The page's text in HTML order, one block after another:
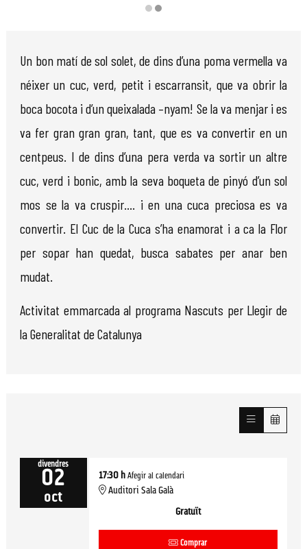
Un bon matí de sol solet, de dins d’una poma vermella va
néixer un cuc, verd, petit i escarransit, que va obrir la
boca bocota i d’un queixalada –nyam! Se la va menjar i es
va fer gran gran gran, tant, que es va convertir en un
centpeus. I de dins d’una pera verda va sortir un altre
cuc, verd i bonic, amb la seva boqueta de pinyó d’un sol
mos se la va cruspir.... i en una cuca preciosa es va
convertir. El Cuc de la Cuca s’ha enamorat i a ca la Flor
per sopar han quedat, busca sabates per anar ben
mudat.
Activitat emmarcada al programa Nascuts per Llegir de
la Generalitat de Catalunya
divendres
02
oct
17:30 h Afegir al calendari
Auditori Sala Galà
Gratuït
Comprar